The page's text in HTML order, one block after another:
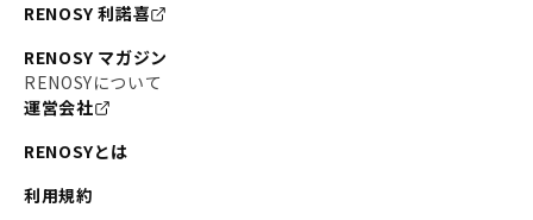
RENOSY 利諾喜
RENOSY マガジン
RENOSYについて
運営会社
RENOSYとは
利用規約